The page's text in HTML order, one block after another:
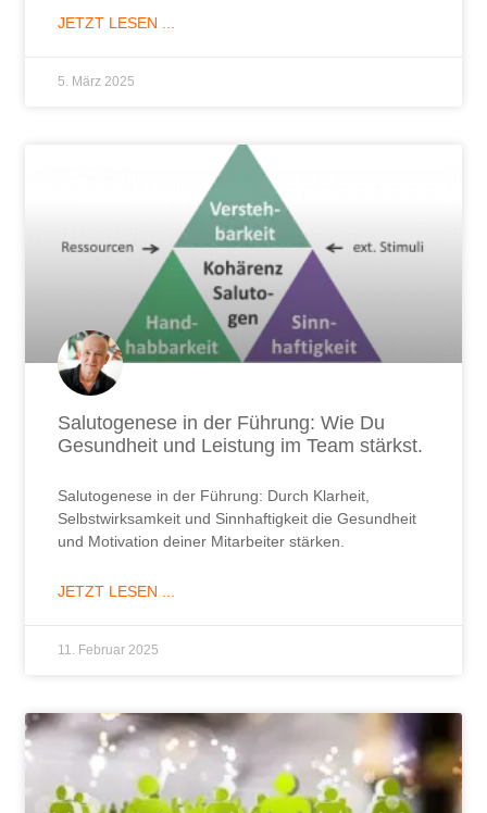
JETZT LESEN ...
5. März 2025
Salutogenese in der Führung: Wie Du
Gesundheit und Leistung im Team stärkst.
Salutogenese in der Führung: Durch Klarheit,
Selbstwirksamkeit und Sinnhaftigkeit die Gesundheit
und Motivation deiner Mitarbeiter stärken.
JETZT LESEN ...
11. Februar 2025